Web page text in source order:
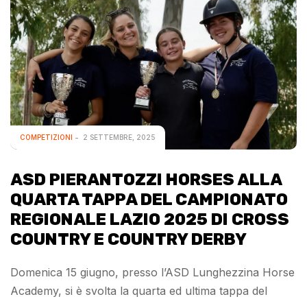
COMPETIZIONI 2 SETTEMBRE, 2025
ASD PIERANTOZZI HORSES ALLA
QUARTA TAPPA DEL CAMPIONATO
REGIONALE LAZIO 2025 DI CROSS
COUNTRY E COUNTRY DERBY
Domenica 15 giugno, presso l’ASD Lunghezzina Horse
Academy, si è svolta la quarta ed ultima tappa del